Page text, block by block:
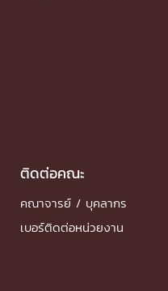
ติดต่อคณะ
คณาจารย์ / บุคลากร
เบอร์ติดต่อหน่วยงาน